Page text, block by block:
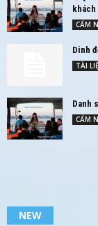
khách
CẨM
Dinh
TÀI
Danh
CẨM
NEW